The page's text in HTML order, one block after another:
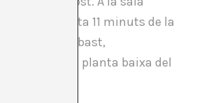
reinterpreta 11 minuts de la
té al seu abast,
ubicada a la planta baixa del